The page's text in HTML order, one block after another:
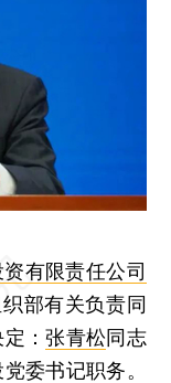
有限责任公司
织部有关负责同
定：张青松同志
委书记职务。